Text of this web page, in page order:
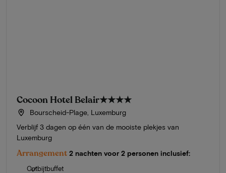
Cocoon Hotel Belair★★★★
Bourscheid-Plage, Luxemburg
Verblijf 3 dagen op één van de mooiste plekjes van
Luxemburg
Arrangement 2 nachten voor 2 personen inclusief:
Ontbijtbuffet